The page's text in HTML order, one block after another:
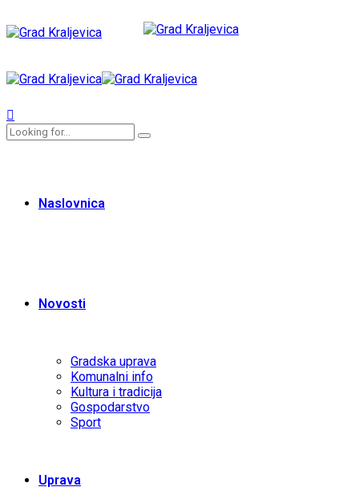
Naslovnica
Novosti
Gradska uprava
Komunalni info
Kultura i tradicija
Gospodarstvo
Sport
Uprava